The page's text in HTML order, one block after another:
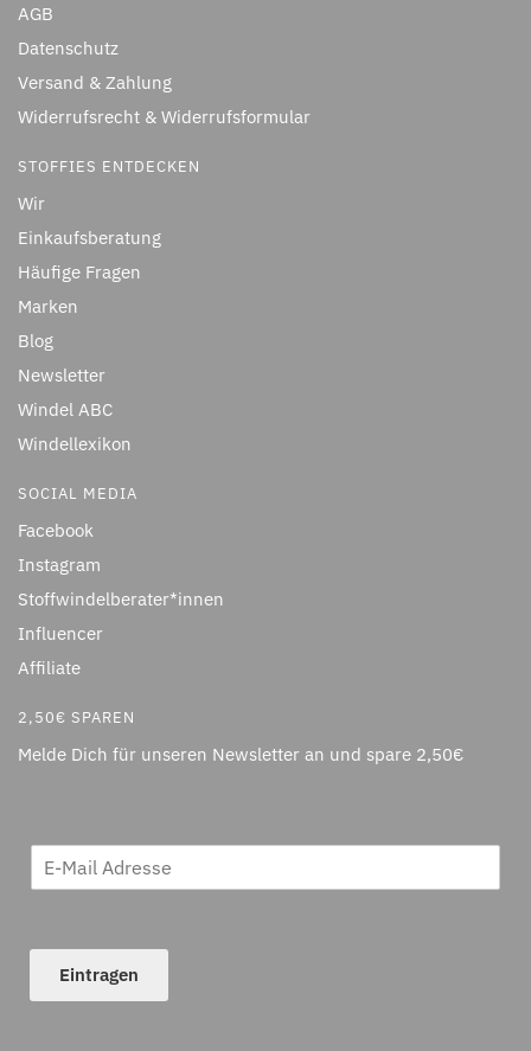
AGB
Datenschutz
Versand & Zahlung
Widerrufsrecht & Widerrufsformular
STOFFIES ENTDECKEN
Wir
Einkaufsberatung
Häufige Fragen
Marken
Blog
Newsletter
Windel ABC
Windellexikon
SOCIAL MEDIA
Facebook
Instagram
Stoffwindelberater*innen
Influencer
Affiliate
2,50€ SPAREN
Melde Dich für unseren Newsletter an und spare 2,50€
Eintragen